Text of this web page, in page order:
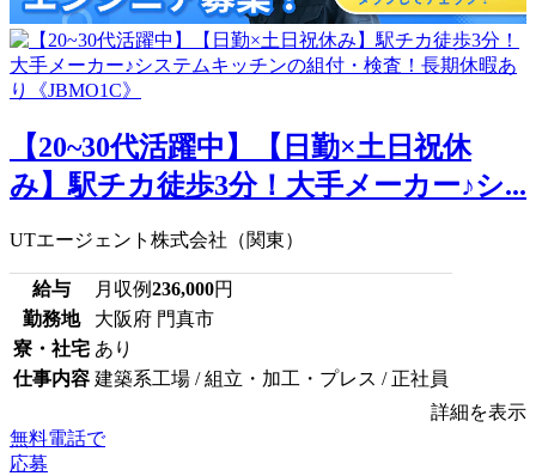
【20~30代活躍中】【日勤×土日祝休
み】駅チカ徒歩3分！大手メーカー♪シ...
UTエージェント株式会社（関東）
給与 月収例236,000円
勤務地
大阪府 門真市
寮・社宅 あり
仕事内容 建築系工場 / 組立・加工・プレス / 正社員
詳細を表示
無料電話で
応募